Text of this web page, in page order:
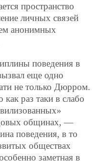
пространство
личных связей
анонимных
поведения в
еще одно
не только Дюрром.
раз таки в слабо
общинах, —
поведения, в то
обществах
заметная в